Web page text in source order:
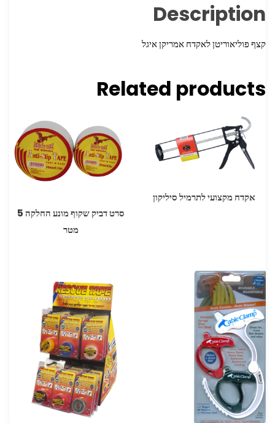
Description
קצף פוליאוריטן לאקדח אמריקן איגל
Related products
אקדח מקצועי לתרמיל סיליקון
סרט דביק שקוף מונע החלקה 5
מטר